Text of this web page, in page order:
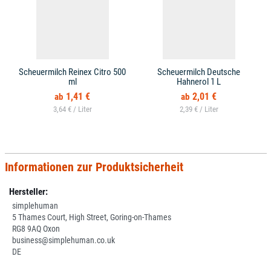
Scheuermilch Reinex Citro 500
ml
1,41 €
3,64 € /
Scheuermilch Deutsche
Hahnerol 1 L
2,01 €
2,39 € /
Informationen zur Produktsicherheit
Hersteller:
simplehuman
5 Thames Court, High Street, Goring-on-Thames
RG8 9AQ Oxon
business@simplehuman.co.uk
DE